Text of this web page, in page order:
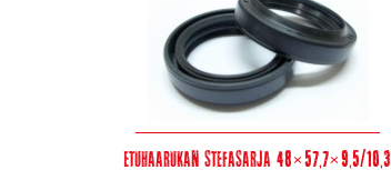
Etuhaarukan stefasarja 48×57,7×9,5/10,3